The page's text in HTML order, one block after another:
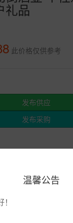
温馨公告
礼品
此价格仅供参考
发布供应
发布采购